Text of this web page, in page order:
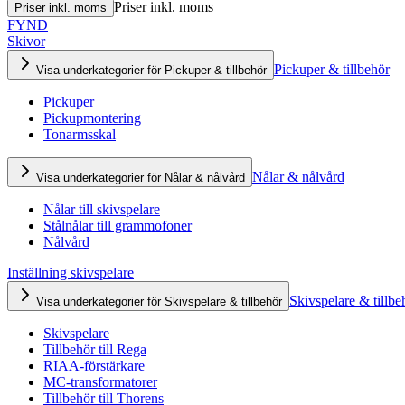
Priser inkl. moms Priser inkl. moms
FYND
Skivor
Visa underkategorier för Pickuper & tillbehör Pickuper & tillbehör
Pickuper
Pickupmontering
Tonarmsskal
Visa underkategorier för Nålar & nålvård Nålar & nålvård
Nålar till skivspelare
Stålnålar till grammofoner
Nålvård
Inställning skivspelare
Visa underkategorier för Skivspelare & tillbehör Skivspelare &
Skivspelare
Tillbehör till Rega
RIAA-förstärkare
MC-transformatorer
Tillbehör till Thorens